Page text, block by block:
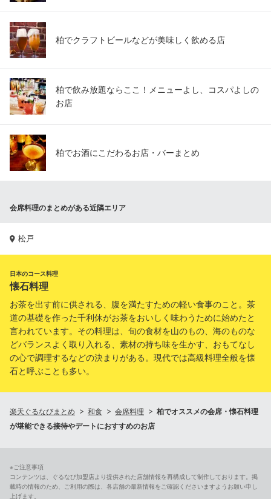
柏でクラフトビールなどが美味しく飲める店
柏で飲み放題ならここ！メニューよし、コスパよしの
お店
柏でお酒にこだわるお店・バーまとめ
会席料理のまとめがある近隣エリア
松戸
日本のコース料理
懐石料理
お茶を出す前に供される、腹を満たすための軽い食事のこと。茶
道の基礎を作った千利休がお茶をおいしく味わうために始めたと
言われています。その料理は、旬の食材を山のもの、海のものな
どバランスよく取り入れる、素材の持ち味を生かす、おもてなし
の心で調理するなどの決まりがある。現代では高級料理全般を懐
石と呼ぶことも多い。
楽天ぐるなびまとめ 和食 会席料理
柏でオススメの会席・懐石料理
が堪能できる接待やデートにおすすめのお店
※ご注意事項
コンテンツは、ぐるなび加盟店より提供された店舗情報を再構成して制作しております。掲
載時の情報のため、ご利用の際は、各店舗の最新情報をご確認くださいますようお願い申し
上げます。